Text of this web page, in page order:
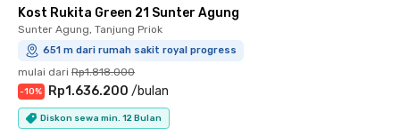
Kost Rukita Green 21 Sunter Agung
Sunter Agung, Tanjung Priok
651 m dari rumah sakit royal progress
mulai dari Rp1.818.000
-10% Rp1.636.200 /bulan
Diskon sewa min. 12 Bulan